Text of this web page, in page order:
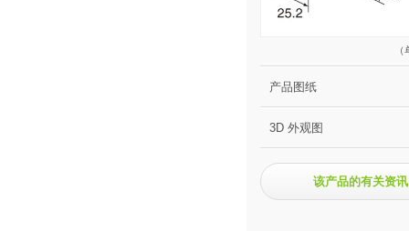
产品图纸
3D 外观图
该产品的有关资讯